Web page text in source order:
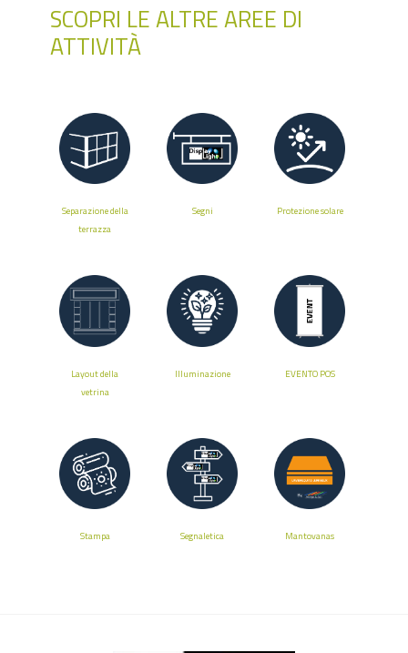
SCOPRI LE ALTRE AREE DI
ATTIVITÀ
Separazione della
terrazza
Segni Protezione solare
Layout della
vetrina
Illuminazione EVENTO POS
Stampa Segnaletica Mantovanas